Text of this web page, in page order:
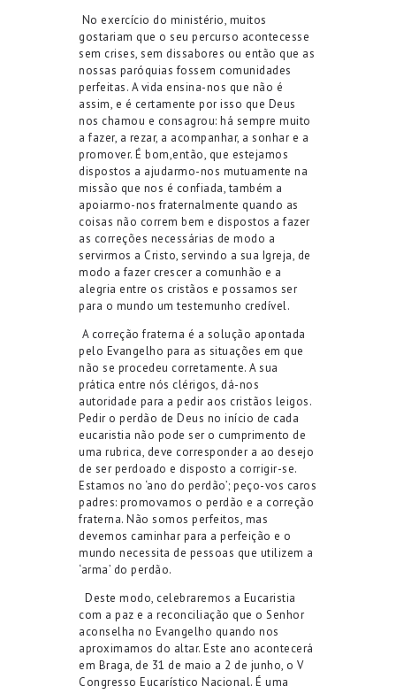
No exercício do ministério, muitos
gostariam que o seu percurso acontecesse
sem crises, sem dissabores ou então que as
nossas paróquias fossem comunidades
perfeitas. A vida ensina-nos que não é
assim, e é certamente por isso que Deus
nos chamou e consagrou: há sempre muito
afazer, a rezar, a acompanhar, a sonhar e a
promover. É bom,então, que estejamos
dispostos a ajudarmo-nos mutuamente na
missão que nos é confiada, também a
apoiarmo-nos fraternalmente quando as
coisas não correm bem e dispostos a fazer
as correções necessárias de modo a
servirmos a Cristo, servindo a sua Igreja, de
modo a fazer crescer a comunhão e a
alegria entre os cristãos e possamos ser
para o mundo um testemunho credível.
A correçãofraterna é a solução apontada
pelo Evangelho para as situações em que
não se procedeu corretamente. A sua
prática entre nós clérigos, dá-nos
autoridade para a pedir aos cristãos leigos.
Pedir o perdão de Deus no início de cada
eucaristia não pode ser o cumprimento de
uma rubrica, deve corresponder a ao desejo
de ser perdoado e disposto a corrigir-se.
Estamos no ‘ano do perdão’; peço-vos caros
padres: promovamos o perdão e a correção
fraterna. Não somos perfeitos, mas
devemos caminhar para a perfeição e o
mundo necessita de pessoas que utilizem a
‘arma’ do perdão.
Deste modo, celebraremos a Eucaristia
com a paz e a reconciliação que o Senhor
aconselha no Evangelho quando nos
aproximamos do altar. Este ano acontecerá
em Braga, de 31 de maio a 2 de junho, o V
Congresso Eucarístico Nacional. É uma